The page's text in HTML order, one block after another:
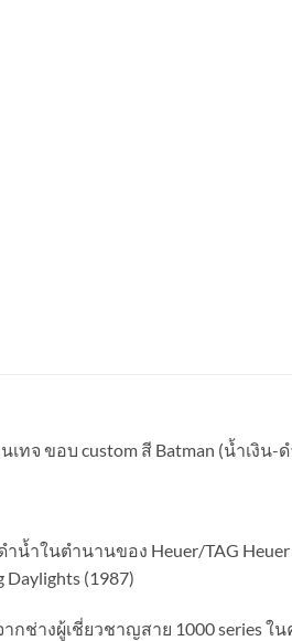
เทจ ขอบ custom สี Batman (น้ำเงิ
น้ำในตำนานของ Heuer/TAG
Daylights (1987)
ากช่างผู้เชี่ยวชาญสาย 1000